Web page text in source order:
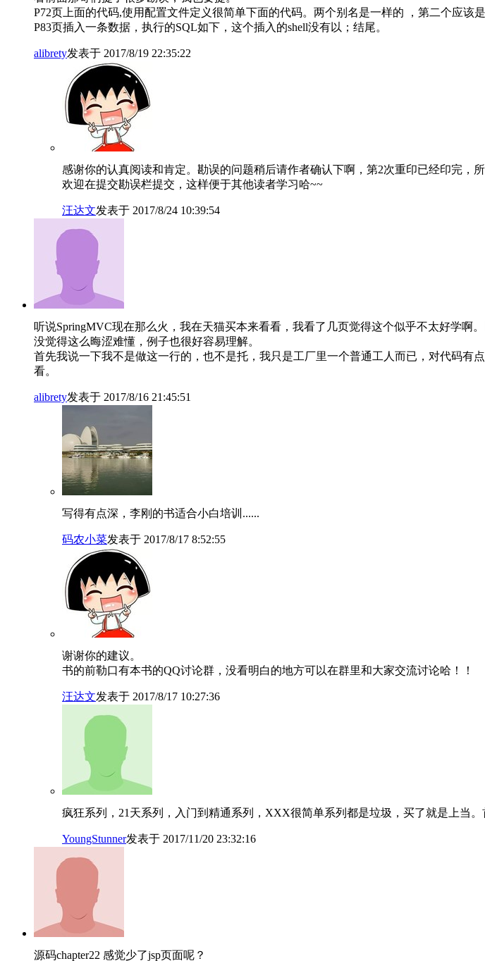
P72页上面的代码,使用配置文件定义很简单下面的代码。两个别名是一样的 ，第二个应该是
P83页插入一条数据，执行的SQL如下，这个插入的shell没有以；结尾。
alibrety发表于 2017/8/19 22:35:22
感谢你的认真阅读和肯定。勘误的问题稍后请作者确认下啊，第2次重印已经印完，
欢迎在提交勘误栏提交，这样便于其他读者学习哈~~
汪达文发表于 2017/8/24 10:39:54
听说SpringMVC现在那么火，我在天猫买本来看看，我看了几页觉得这个似乎不太好学啊
没觉得这么晦涩难懂，例子也很好容易理解。
首先我说一下我不是做这一行的，也不是托，我只是工厂里一个普通工人而已，对代码
看。
alibrety发表于 2017/8/16 21:45:51
写得有点深，李刚的书适合小白培训......
码农小菜发表于 2017/8/17 8:52:55
谢谢你的建议。
书的前勒口有本书的QQ讨论群，没看明白的地方可以在群里和大家交流讨论哈！！
汪达文发表于 2017/8/17 10:27:36
疯狂系列，21天系列，入门到精通系列，XXX很简单系列都是垃圾，买了就是上当
YoungStunner发表于 2017/11/20 23:32:16
源码chapter22 感觉少了jsp页面呢？